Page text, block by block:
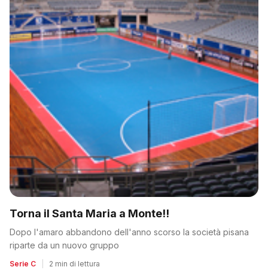
Torna il Santa Maria a Monte!!
Dopo l'amaro abbandono dell'anno scorso la società pisana
riparte da un nuovo gruppo
Serie C 2 min di lettura